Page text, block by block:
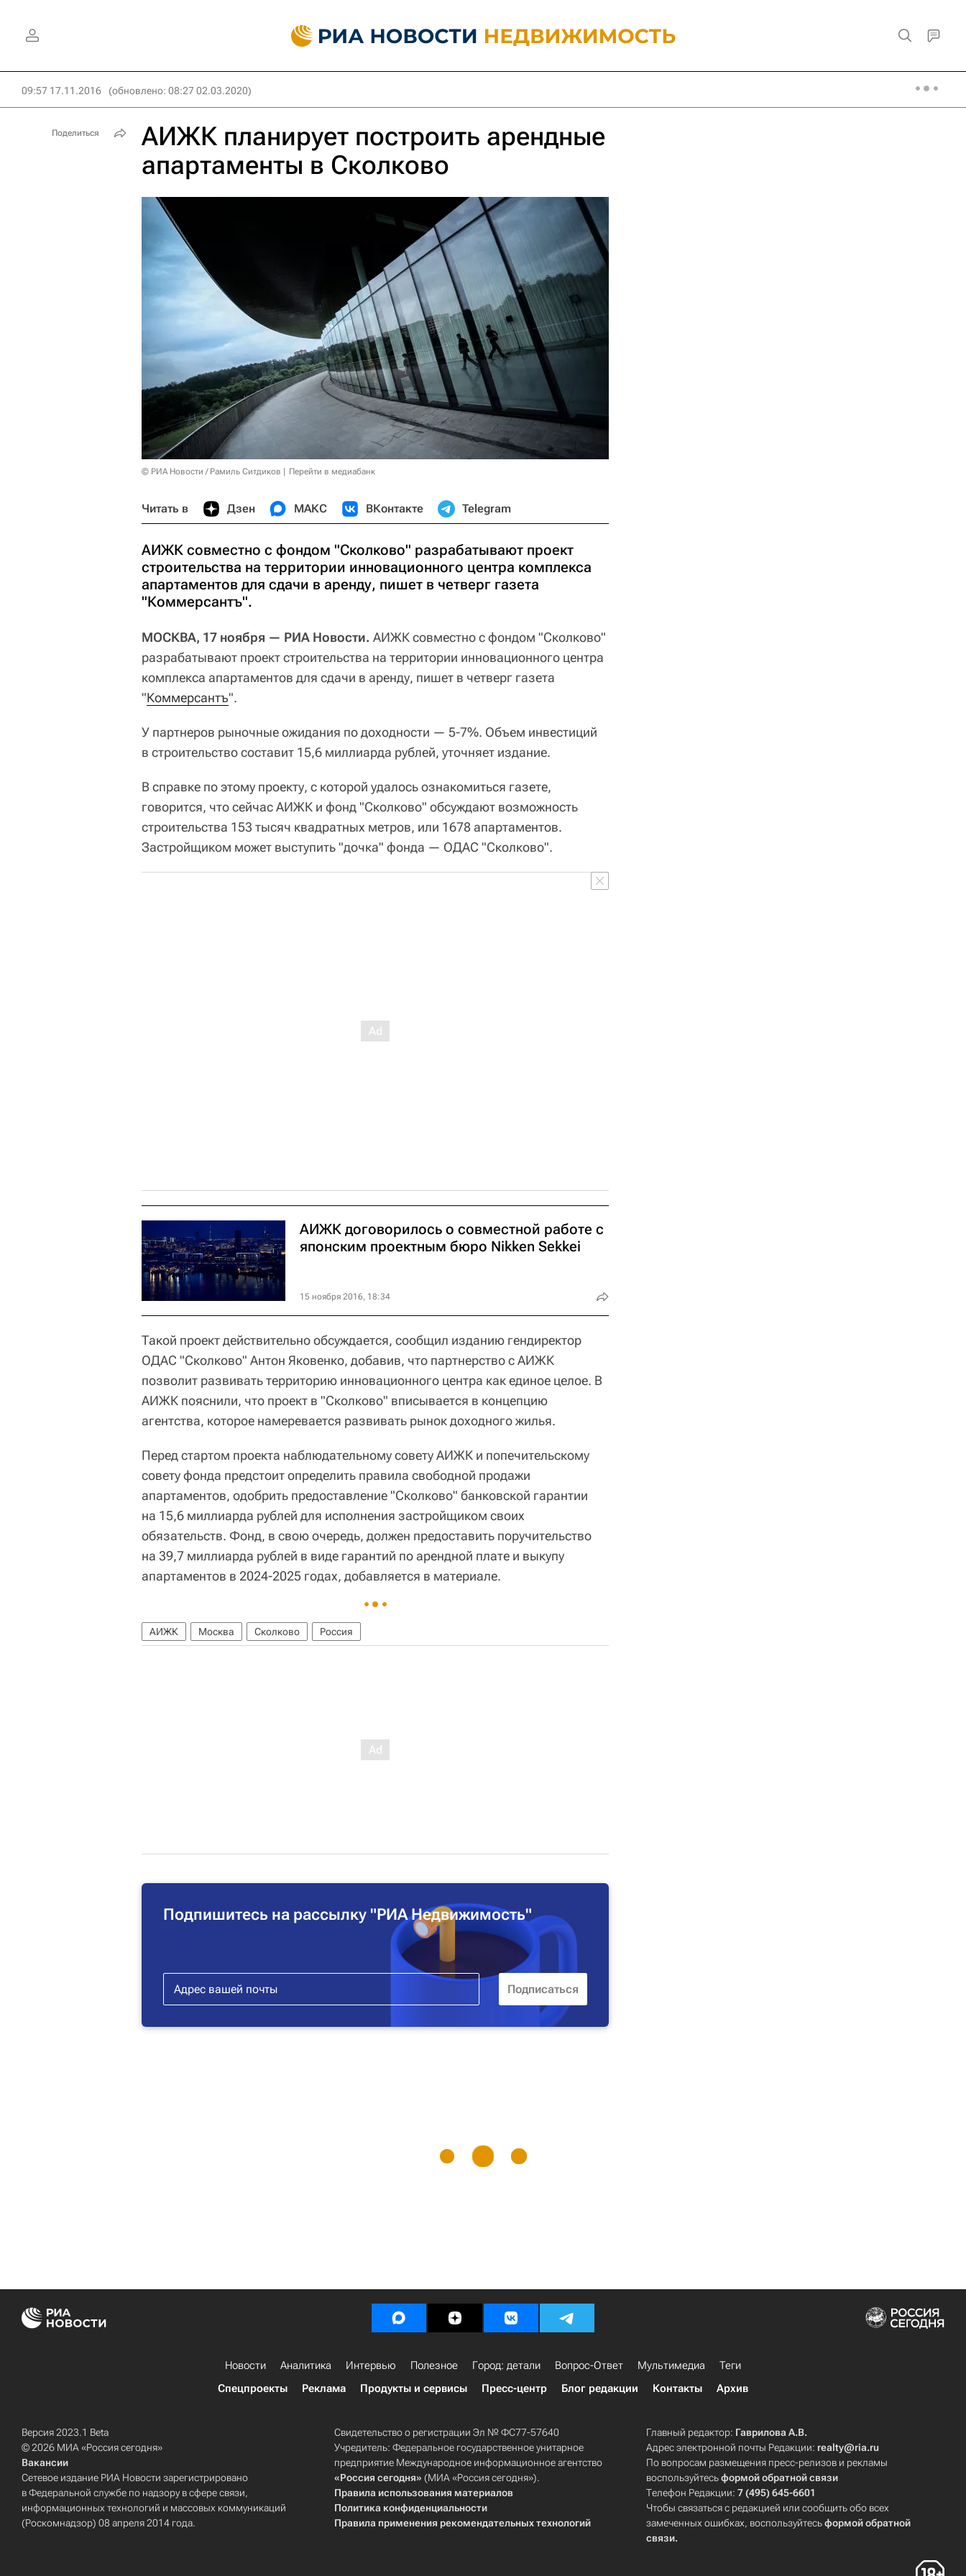
09:57 17.11.2016 (обновлено: 08:27 02.03.2020)
АИЖК планирует построить арендные
апартаменты в Сколково
© РИА Новости / Рамиль Ситдиков Перейти в медиабанк
Читать в Дзен МАКС ВКонтакте Telegram
АИЖК совместно с фондом "Сколково" разрабатывают проект
строительства на территории инновационного центра комплекса
апартаментов для сдачи в аренду, пишет в четверг газета
"Коммерсантъ".
МОСКВА, 17 ноября — РИА Новости. АИЖК совместно с фондом "Сколково"
разрабатывают проект строительства на территории инновационного центра
комплекса апартаментов для сдачи в аренду, пишет в четверг газета
"Коммерсантъ".
У партнеров рыночные ожидания по доходности — 5-7%. Объем инвестиций
в строительство составит 15,6 миллиарда рублей, уточняет издание.
В справке по этому проекту, с которой удалось ознакомиться газете,
говорится, что сейчас АИЖК и фонд "Сколково" обсуждают возможность
строительства 153 тысяч квадратных метров, или 1678 апартаментов.
Застройщиком может выступить "дочка" фонда — ОДАС "Сколково".
АИЖК договорилось о совместной работе с
японским проектным бюро Nikken Sekkei
15 ноября 2016, 18:34
Такой проект действительно обсуждается, сообщил изданию гендиректор
ОДАС "Сколково" Антон Яковенко, добавив, что партнерство с АИЖК
позволит развивать территорию инновационного центра как единое целое. В
АИЖК пояснили, что проект в "Сколково" вписывается в концепцию
агентства, которое намеревается развивать рынок доходного жилья.
Перед стартом проекта наблюдательному совету АИЖК и попечительскому
совету фонда предстоит определить правила свободной продажи
апартаментов, одобрить предоставление "Сколково" банковской гарантии
на 15,6 миллиарда рублей для исполнения застройщиком своих
обязательств. Фонд, в свою очередь, должен предоставить поручительство
на 39,7 миллиарда рублей в виде гарантий по арендной плате и выкупу
апартаментов в 2024-2025 годах, добавляется в материале.
АИЖК Москва Сколково Россия
Подпишитесь на рассылку "РИА Недвижимость"
Поделиться
Новости Аналитика Интервью Полезное Город: детали Вопрос-Ответ Мультимедиа
Теги
Спецпроекты
Реклама Продукты и сервисы Пресс-центр Блог редакции Контакты Архив
Версия 2023.1 Beta
© 2026 МИА «Россия сегодня»
Вакансии
Сетевое издание РИА Новости зарегистрировано
в Федеральной службе по надзору в сфере связи,
информационных технологий и массовых коммуникаций
(Роскомнадзор) 08 апреля 2014 года.
Свидетельство о регистрации Эл № ФС77-57640
Учредитель: Федеральное государственное унитарное
предприятие Международное информационное агентство
«Россия сегодня» (МИА «Россия сегодня»).
Правила использования материалов
Политика конфиденциальности
Правила применения рекомендательных технологий
Главный редактор: Гаврилова А.В.
Адрес электронной почты Редакции: realty@ria.ru
По вопросам размещения пресс-релизов и рекламы
воспользуйтесьформой обратной связи
Телефон Редакции:7 (495) 645-6601
Чтобы связаться с редакцией или сообщить обо всех
замеченных ошибках, воспользуйтесьформой обратной
связи.